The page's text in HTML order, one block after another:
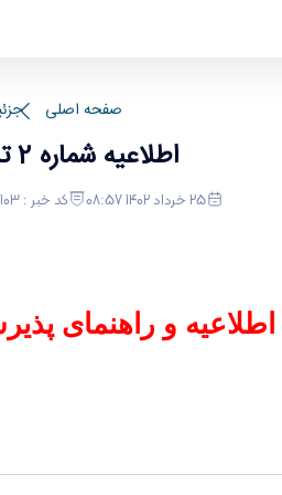
صفحه اصلی
اطلاعیه شماره 2 ترم تابستان
25 خرداد 1402 08:57 کد خبر : 678103
و راهنمای